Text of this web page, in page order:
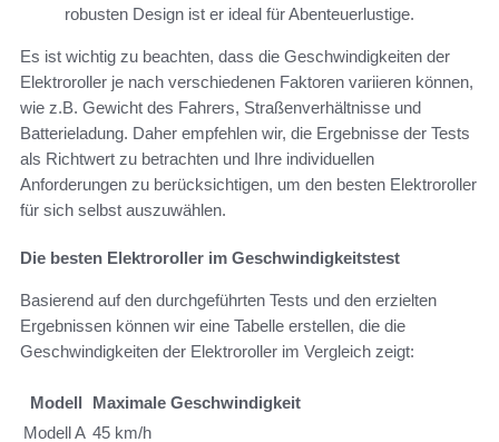
robusten Design ist er ideal für Abenteuerlustige.
Es ist wichtig zu beachten, dass die Geschwindigkeiten der
Elektroroller je nach verschiedenen Faktoren variieren können,
wie z.B. Gewicht des Fahrers, Straßenverhältnisse und
Batterieladung. Daher empfehlen wir, die Ergebnisse der Tests
als Richtwert zu betrachten und Ihre individuellen
Anforderungen zu berücksichtigen, um den besten Elektroroller
für sich selbst auszuwählen.
Die besten Elektroroller im Geschwindigkeitstest
Basierend auf den durchgeführten Tests und den erzielten
Ergebnissen können wir eine Tabelle erstellen, die die
Geschwindigkeiten der Elektroroller im Vergleich zeigt:
Modell
Maximale Geschwindigkeit
Modell A 45 km/h